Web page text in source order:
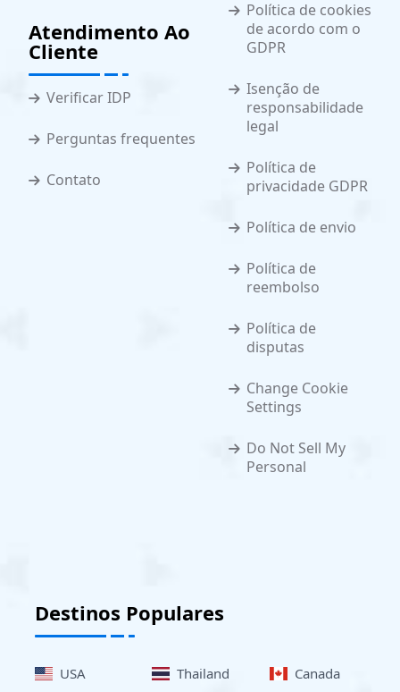
Atendimento Ao
Cliente
Verificar IDP
Perguntas frequentes
Contato
Política de cookies
de acordo com o
GDPR
Isenção de
responsabilidade
legal
Política de
privacidade GDPR
Política de envio
Política de
reembolso
Política de
disputas
Change Cookie
Settings
Do Not Sell My
Personal
Destinos Populares
USA Thailand Canada